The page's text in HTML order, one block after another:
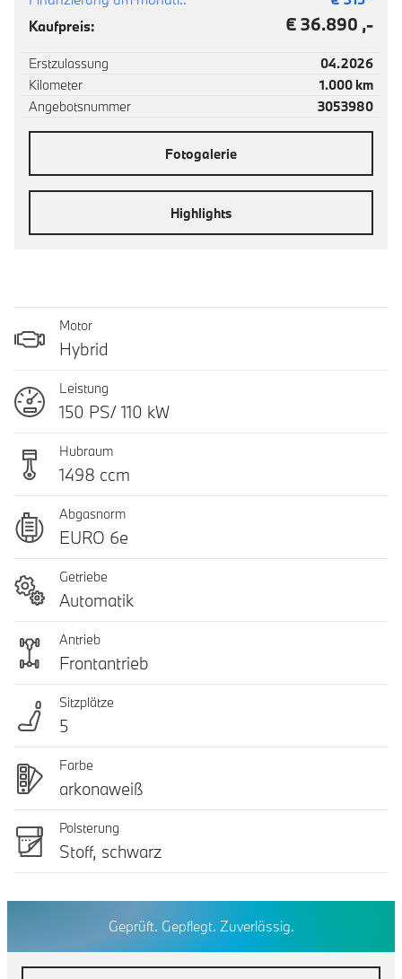
Kaufpreis:
€ 36.890 ,-
Erstzulassung
04.2026
Kilometer
1.000 km
Angebotsnummer
3053980
Fotogalerie
Highlights
Motor
Hybrid
Leistung
150 PS/ 110 kW
Hubraum
1498 ccm
Abgasnorm
EURO 6e
Getriebe
Automatik
Antrieb
Frontantrieb
Sitzplätze
5
Farbe
arkonaweiß
Polsterung
Stoff, schwarz
Geprüft. Gepflegt. Zuverlässig.